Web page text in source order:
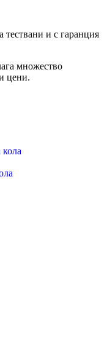
и с гаранция
множество
цени.